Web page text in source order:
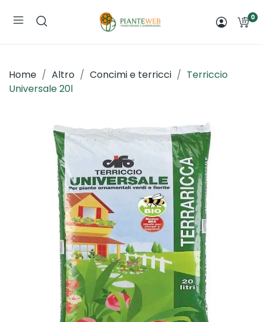
0
Home Altro Concimi e terricci
Terriccio
Universale 20l